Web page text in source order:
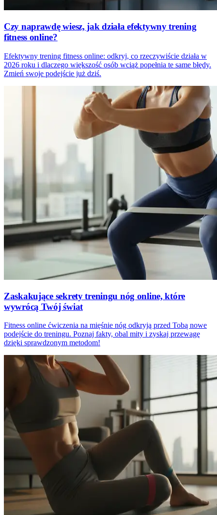
Czy naprawdę wiesz, jak działa efektywny trening
fitness online?
Efektywny trening fitness online: odkryj, co rzeczywiście działa w
2026 roku i dlaczego większość osób wciąż popełnia te same błędy.
Zmień swoje podejście już dziś.
Zaskakujące sekrety treningu nóg online, które
wywrócą Twój świat
Fitness online ćwiczenia na mięśnie nóg odkryją przed Tobą nowe
podejście do treningu. Poznaj fakty, obal mity i zyskaj przewagę
dzięki sprawdzonym metodom!